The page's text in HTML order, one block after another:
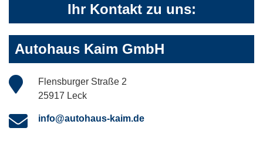
Ihr Kontakt zu uns:
Autohaus Kaim GmbH
Flensburger Straße 2
25917 Leck
info@autohaus-kaim.de